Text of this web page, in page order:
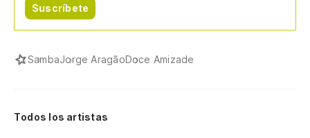
Suscríbete
SambaJorge AragãoDoce Amizade
Todos los artistas